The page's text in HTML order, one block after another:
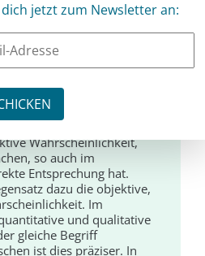
Wahrscheinlichkeit vs.
vs. Likelihood
verbindet man mit
Wahrscheinlichkeit,
so auch im
Entsprechung hat.
dazu die objektive,
Im
und qualitative
gleiche Begriff
ist dies präziser. In
jetzt zum Newsletter an: